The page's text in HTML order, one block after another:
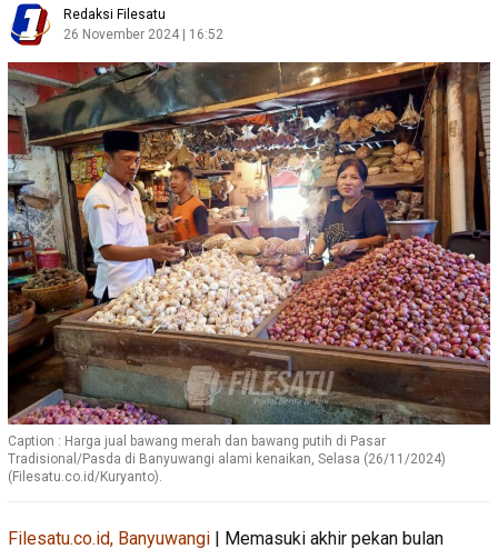
Redaksi Filesatu
26 November 2024 | 16:52
Caption : Harga jual bawang merah dan bawang putih di Pasar
Tradisional/Pasda di Banyuwangi alami kenaikan, Selasa (26/11/2024)
(Filesatu.co.id/Kuryanto).
Filesatu.co.id, Banyuwangi | Memasuki akhir pekan bulan